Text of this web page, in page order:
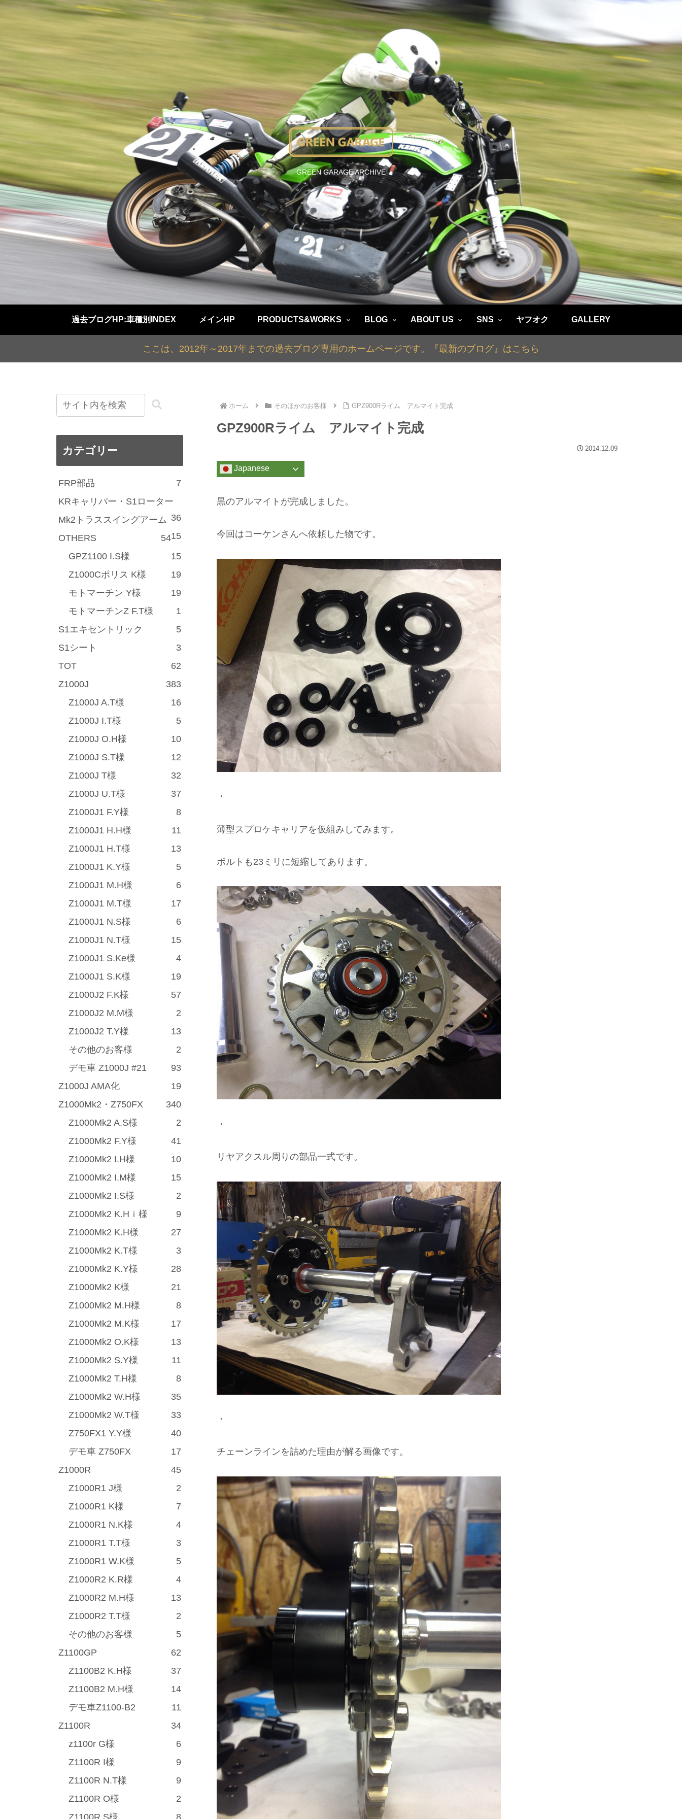
GREEN GARAGE ARCHIVE
過去ブログHP:車種別INDEX メインHP PRODUCTS&WORKS BLOG ABOUT US SNS ヤフオク GALLERY
ここは、2012年～2017年までの過去ブログ専用のホームページです。『最新のブログ』はこちら
ホーム そのほかのお客様 GPZ900Rライム アルマイト完成
GPZ900Rライム アルマイト完成
2014.12.09
Japanese
黒のアルマイトが完成しました。
今回はコーケンさんへ依頼した物です。
・
薄型スプロケキャリアを仮組みしてみます。
ボルトも23ミリに短縮してあります。
・
リヤアクスル周りの部品一式です。
・
チェーンラインを詰めた理由が解る画像です。
カテゴリー
FRP部品
7
KRキャリパー・S1ローター
36
Mk2トラススイングアーム
15
OTHERS
54
GPZ1100 I.S様
15
Z1000Cポリス K様
19
モトマーチン Y様
19
モトマーチンZ F.T様
1
S1エキセントリック
5
S1シート
3
TOT
62
Z1000J
383
Z1000J A.T様
16
Z1000J I.T様
5
Z1000J O.H様
10
Z1000J S.T様
12
Z1000J T様
32
Z1000J U.T様
37
Z1000J1 F.Y様
8
Z1000J1 H.H様
11
Z1000J1 H.T様
13
Z1000J1 K.Y様
5
Z1000J1 M.H様
6
Z1000J1 M.T様
17
Z1000J1 N.S様
6
Z1000J1 N.T様
15
Z1000J1 S.Ke様
4
Z1000J1 S.K様
19
Z1000J2 F.K様
57
Z1000J2 M.M様
2
Z1000J2 T.Y様
13
その他のお客様
2
デモ車 Z1000J #21
93
Z1000J AMA化
19
Z1000Mk2・Z750FX
340
Z1000Mk2 A.S様
2
Z1000Mk2 F.Y様
41
Z1000Mk2 I.H様
10
Z1000Mk2 I.M様
15
Z1000Mk2 I.S様
2
Z1000Mk2 K.Hｉ様
9
Z1000Mk2 K.H様
27
Z1000Mk2 K.T様
3
Z1000Mk2 K.Y様
28
Z1000Mk2 K様
21
Z1000Mk2 M.H様
8
Z1000Mk2 M.K様
17
Z1000Mk2 O.K様
13
Z1000Mk2 S.Y様
11
Z1000Mk2 T.H様
8
Z1000Mk2 W.H様
35
Z1000Mk2 W.T様
33
Z750FX1 Y.Y様
40
デモ車 Z750FX
17
Z1000R
45
Z1000R1 J様
2
Z1000R1 K様
7
Z1000R1 N.K様
4
Z1000R1 T.T様
3
Z1000R1 W.K様
5
Z1000R2 K.R様
4
Z1000R2 M.H様
13
Z1000R2 T.T様
2
その他のお客様
5
Z1100GP
62
Z1100B2 K.H様
37
Z1100B2 M.H様
14
デモ車Z1100-B2
11
Z1100R
34
z1100r G様
6
Z1100R I様
9
Z1100R N.T様
9
Z1100R O様
2
Z1100R S様
8